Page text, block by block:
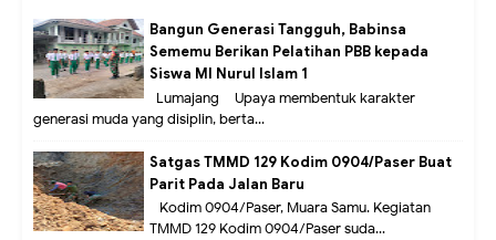
Bangun Generasi Tangguh, Babinsa
Sememu Berikan Pelatihan PBB kepada
Siswa MI Nurul Islam 1
Lumajang – Upaya membentuk karakter
generasi muda yang disiplin, berta...
Satgas TMMD 129 Kodim 0904/Paser Buat
Parit Pada Jalan Baru
Kodim 0904/Paser, Muara Samu. Kegiatan
TMMD 129 Kodim 0904/Paser suda...